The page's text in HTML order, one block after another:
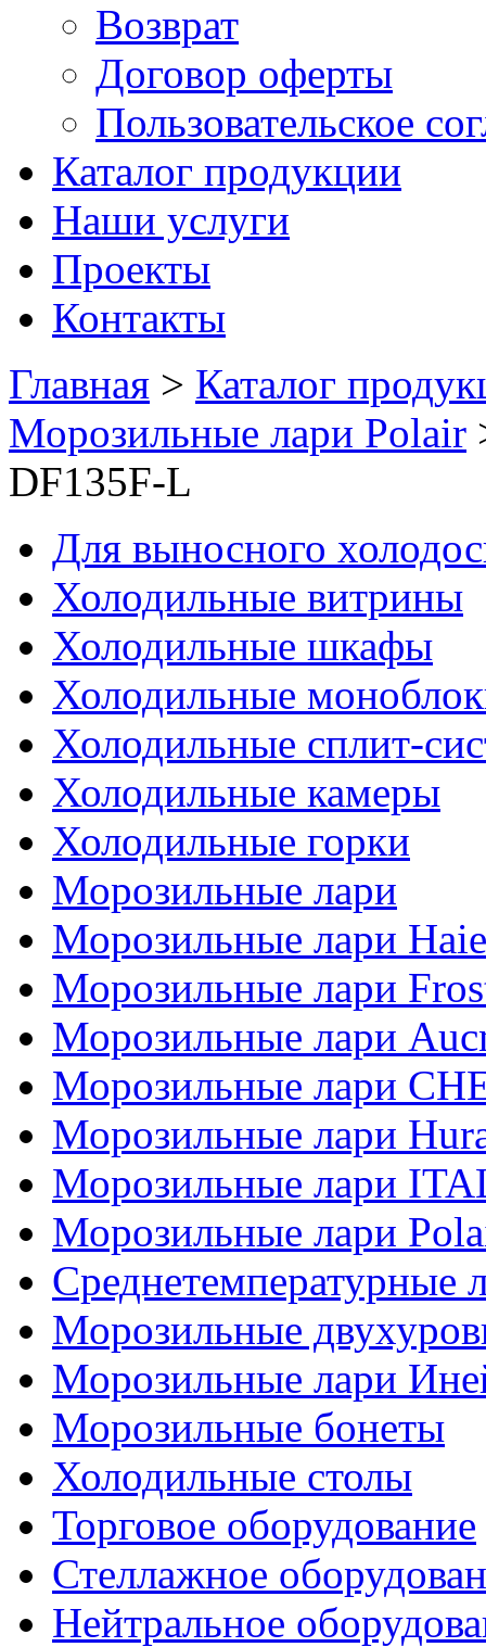
Возврат
Договор оферты
Пользовательское
Каталог продукции
Наши услуги
Проекты
Контакты
Главная > Каталог
Морозильные лари Polair
DF135F-L
Для выносного
Холодильные витрины
Холодильные шкафы
Холодильные
Холодильные сплит-
Холодильные камеры
Холодильные горки
Морозильные лари
Морозильные лари
Морозильные лари
Морозильные лари
Морозильные лари
Морозильные лари
Морозильные лари
Морозильные лари
Среднетемпературные
Морозильные
Морозильные лари
Морозильные бонеты
Холодильные столы
Торговое оборудование
Стеллажное
Нейтральное